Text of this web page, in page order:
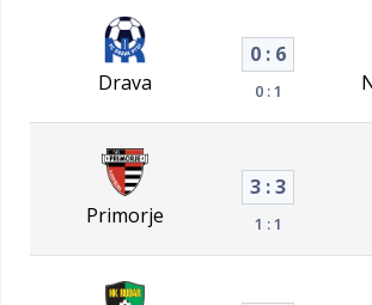
Drava
0 : 6
0 : 1
Primorje
3 : 3
1 : 1